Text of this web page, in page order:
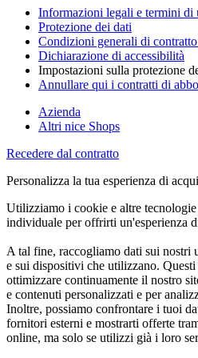
Informazioni legali e termini di
Protezione dei dati
Condizioni generali di
Dichiarazione di accessibilità
Impostazioni sulla protezione
Annullare qui i contratti di
Azienda
Altri nice Shops
Recedere dal contratto
Personalizza la tua esperienza di
Utilizziamo i cookie e altre
individuale per offrirti un'esperienza
A tal fine, raccogliamo dati sui nostri
e sui dispositivi che utilizzano.
ottimizzare continuamente il nostro
e contenuti personalizzati e per
Inoltre, possiamo confrontare i tuoi
fornitori esterni e mostrarti offerte
online, ma solo se utilizzi già i loro